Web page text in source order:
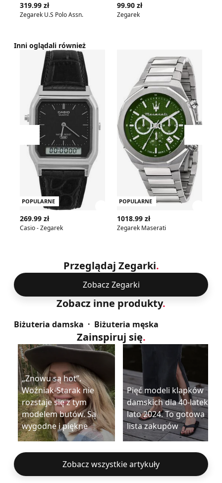
319.99 zł
Zegarek U.S Polo Assn.
99.90 zł
Zegarek
Inni oglądali również
Przesuń w lewo
Casio - Zegarek
POPULARNE
269.99 zł
Casio - Zegarek
Zegarek Maserati
POPULARNE
1018.99 zł
Zegarek Maserati
Przeglądaj Zegarki.
Zobacz Zegarki
Zobacz inne produkty.
Biżuteria damska Biżuteria męska
Zainspiruj się.
„Znowu są hot”.
Woźniak-Starak nie
rozstaje się z tym
modelem butów. Są
wygodne i piękne
Pięć modeli klapków
damskich dla 40-latek na
lato 2024. To gotowa
lista zakupów
Zobacz wszystkie artykuły